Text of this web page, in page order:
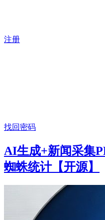
注册
找回密码
AI生成+新闻采集
蜘蛛统计【开源】